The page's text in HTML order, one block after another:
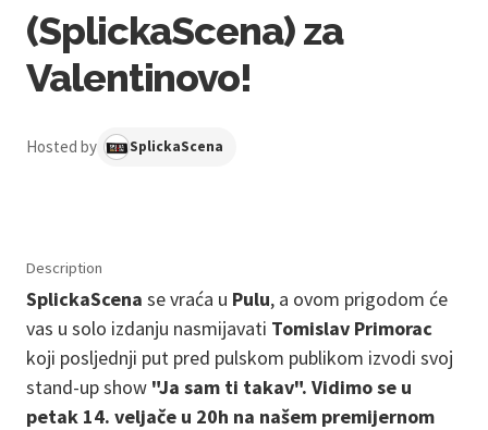
(SplickaScena) za
Valentinovo!
Hosted by SplickaScena
Description
SplickaScena se vraća u Pulu, a ovom prigodom će
vas u solo izdanju nasmijavati Tomislav Primorac
koji posljednji put pred pulskom publikom izvodi svoj
stand-up show "Ja sam ti takav". Vidimo se u
petak 14. veljače u 20h na našem premijernom